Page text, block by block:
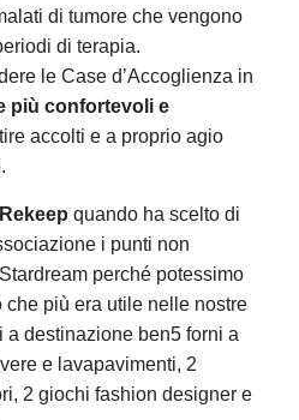
di tumore che vengono
di terapia.
le Case d’Accoglienza in
più confortevoli e
accolti e a proprio agio
quando ha scelto di
i punti non
perché potessimo
più era utile nelle nostre
a destinazione ben5 forni a
e lavapavimenti, 2
2 giochi fashion designer e